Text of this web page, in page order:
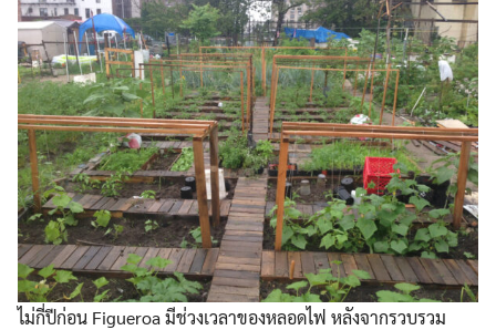
ไม่กี่ปีก่อน Figueroa มีช่วงเวลาของหลอดไฟ หลังจากรวบรวม